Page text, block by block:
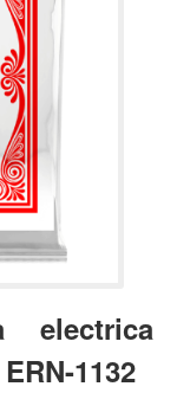
electrica
1132